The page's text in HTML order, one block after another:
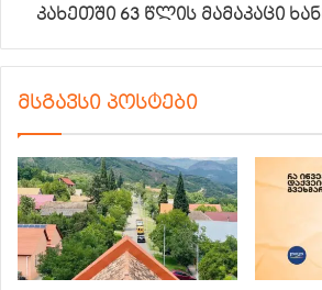
კახეთში 63 წლის მამაკაცი
მსგავსი პოსტები